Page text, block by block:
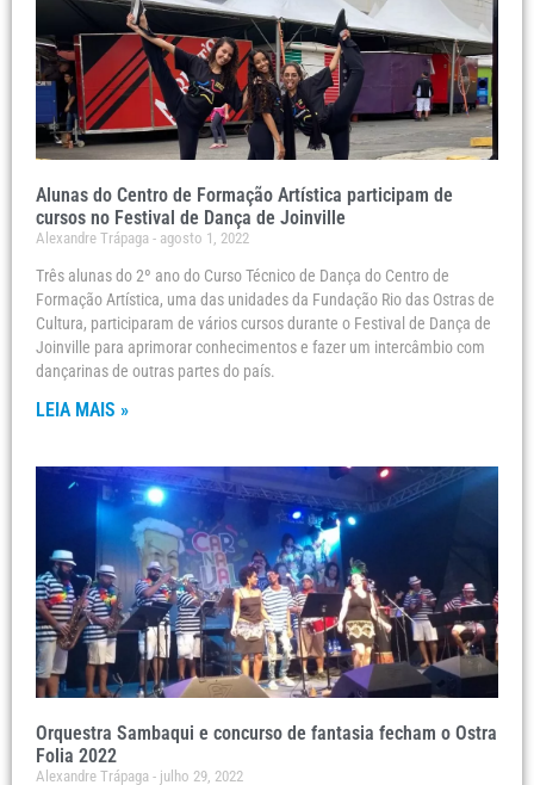
Alunas do Centro de Formação Artística participam de
cursos no Festival de Dança de Joinville
Alexandre Trápaga agosto 1, 2022
Três alunas do 2º ano do Curso Técnico de Dança do Centro de
Formação Artística, uma das unidades da Fundação Rio das Ostras de
Cultura, participaram de vários cursos durante o Festival de Dança de
Joinville para aprimorar conhecimentos e fazer um intercâmbio com
dançarinas de outras partes do país.
LEIA MAIS »
Orquestra Sambaqui e concurso de fantasia fecham o Ostra
Folia 2022
Alexandre Trápaga julho 29, 2022